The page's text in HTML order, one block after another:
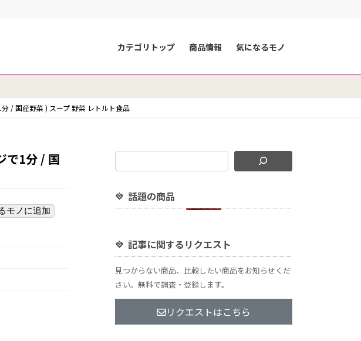
カテゴリトップ 商品情報 気になるモノ
/ 国産野菜 ) スープ 野菜 レトルト食品
で1分 / 国
モノに追加
話題の商品
記事に関するリクエスト
見つからない商品、比較したい商品をお知らせくだ
さい。無料で調査・登録します。
リクエストはこちら